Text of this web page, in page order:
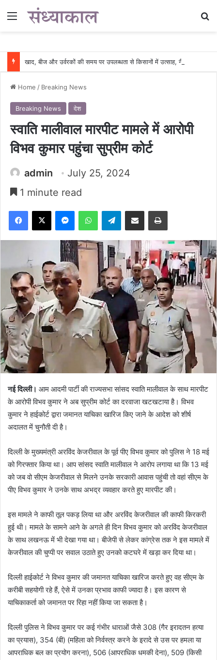
Menu
Home / Breaking News
Breaking News देश
स्वाति मालीवाल मारपीट मामले में आरोपी
विभव कुमार पहुंचा सुप्रीम कोर्ट
admin
July 25, 2024
1 minute read
Facebook
X MessengerWhatsAppTelegramShare via Email Print
नई दिल्ली। आम आदमी पार्टी की राज्यसभा सांसद स्वाति मालीवाल के साथ मारपीट
के आरोपी विभव कुमार ने अब सुप्रीम कोर्ट का दरवाजा खटखटाया है। विभव
कुमार ने हाईकोर्ट द्वारा जमानत याचिका खारिज किए जाने के आदेश को शीर्ष
अदालत में चुनौती दी है।
दिल्ली के मुख्यमंत्री अरविंद केजरीवाल के पूर्व पीए विभव कुमार को पुलिस ने 18 मई
को गिरफ्तार किया था। आप सांसद स्वाति मालीवाल ने आरोप लगाया था कि 13 मई
को जब वो सीएम केजरीवाल से मिलने उनके सरकारी आवास पहुंची तो वहां सीएम के
पीए विभव कुमार ने उनके साथ अभद्र व्यवहार करते हुए मारपीट की।
इस मामले ने काफी तूल पकड़ लिया था और अरविंद केजरीवाल की काफी किरकरी
हुई थी। मामले के सामने आने के अगले ही दिन विभव कुमार को अरविंद केजरीवाल
के साथ लखनऊ में भी देखा गया था। बीजेपी से लेकर कांग्रेस तक ने इस मामले में
केजरीवाल की चुप्पी पर सवाल उठाते हुए उनको कटघरे में खड़ा कर दिया था।
दिल्ली हाईकोर्ट ने विभव कुमार की जमानत याचिका खारिज करते हुए वह सीएम के
करीबी सहयोगी रहे हैं, ऐसे में उनका प्रभाव काफी ज्यादा है। इस कारण से
याचिकाकर्ता को जमानत पर रिहा नहीं किया जा सकता है।
दिल्ली पुलिस ने विभव कुमार पर कई गंभीर धाराओं जैसे 308 (गैर इरादतन हत्या
का प्रयास), 354 (बी) (महिला को निर्वस्त्र करने के इरादे से उस पर हमला या
आपराधिक बल का प्रयोग करना), 506 (आपराधिक धमकी देना), 509 (किसी